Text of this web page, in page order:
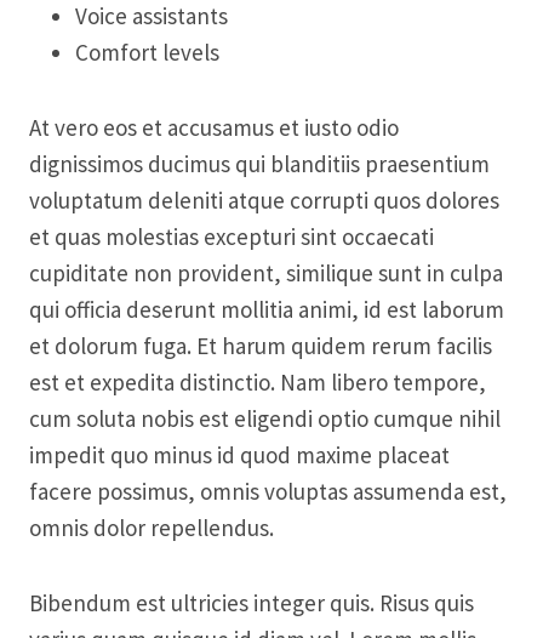
Voice assistants
Comfort levels
At vero eos et accusamus et iusto odio
dignissimos ducimus qui blanditiis praesentium
voluptatum deleniti atque corrupti quos dolores
et quas molestias excepturi sint occaecati
cupiditate non provident, similique sunt in culpa
qui officia deserunt mollitia animi, id est laborum
et dolorum fuga. Et harum quidem rerum facilis
est et expedita distinctio. Nam libero tempore,
cum soluta nobis est eligendi optio cumque nihil
impedit quo minus id quod maxime placeat
facere possimus, omnis voluptas assumenda est,
omnis dolor repellendus.
Bibendum est ultricies integer quis. Risus quis